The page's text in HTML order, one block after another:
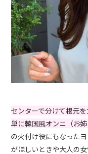
センターで分けて根元
単に韓国風オンニ（お
の火付け役にもなった
がほしいときや大人の